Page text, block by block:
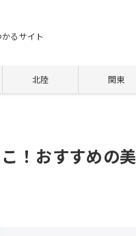
るサイト
北陸 関東
！おすすめの